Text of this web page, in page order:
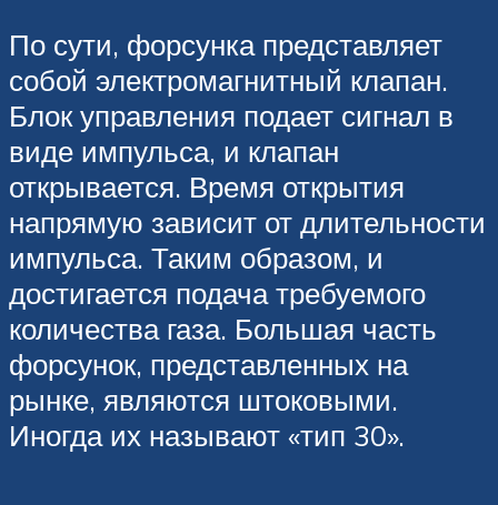
По сути, форсунка представляет
собой электромагнитный клапан.
Блок управления подает сигнал в
виде импульса, и клапан
открывается. Время открытия
напрямую зависит от длительности
импульса. Таким образом, и
достигается подача требуемого
количества газа. Большая часть
форсунок, представленных на
рынке, являются штоковыми.
Иногда их называют «тип 30».